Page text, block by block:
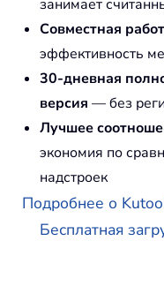
занимает
Совместная
эффективность
30-дневная
версия — без
Лучшее
экономия по
надстроек
Подробнее о
Бесплатная